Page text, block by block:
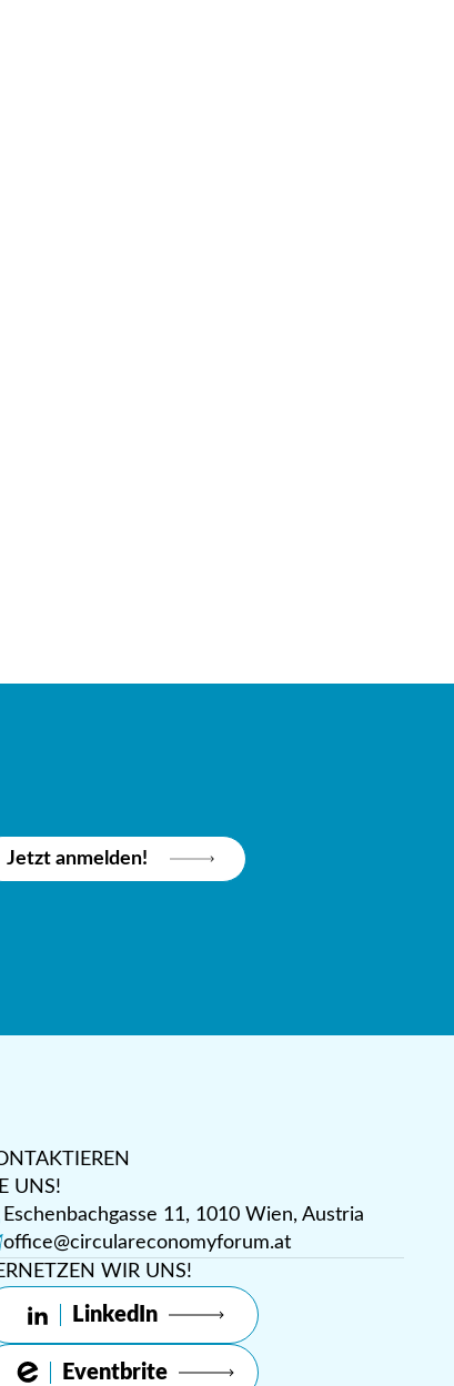
Jetzt anmelden!
UNS!
Eschenbachgasse 11, 1010 Wien, Austria
office@circulareconomyforum.at
WIR UNS!
LinkedIn
Eventbrite